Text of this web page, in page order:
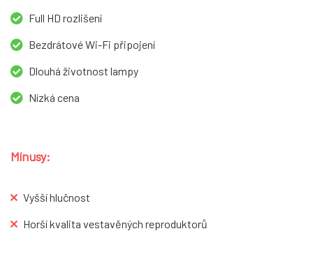
Full HD rozlišení
Bezdrátové Wi-Fi připojení
Dlouhá životnost lampy
Nízká cena
Mínusy:
Vyšší hlučnost
Horší kvalita vestavěných reproduktorů